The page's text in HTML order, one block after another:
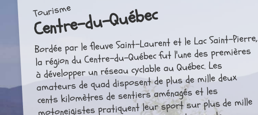
Tourisme
Centre-du-Québec
Bordée par le fleuve Saint-Laurent et le Lac Saint-Pierre,
la région du Centre-du-Québec fut l'une des premières
à développer un réseau cyclable au Québec. Les
amateurs de quad disposent de plus de mille deux
cents kilomètres de sentiers aménagés et les
motoneigistes pratiquent leur sport sur plus de mille